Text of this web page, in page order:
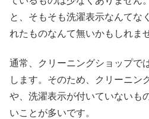
と、そもそも洗濯表示なんてな
れたものなんて無いかもしれま
通常、クリーニングショップで
します。そのため、クリーニン
や、洗濯表示が付いていないも
いことが多いです。